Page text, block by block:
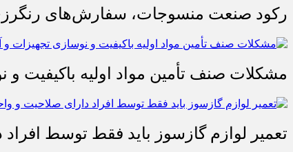
رکود صنعت منسوجات، سفارش‌های
مشکلات صنف تأمین مواد اولیه
تعمیر لوازم گازسوز باید فقط توسط